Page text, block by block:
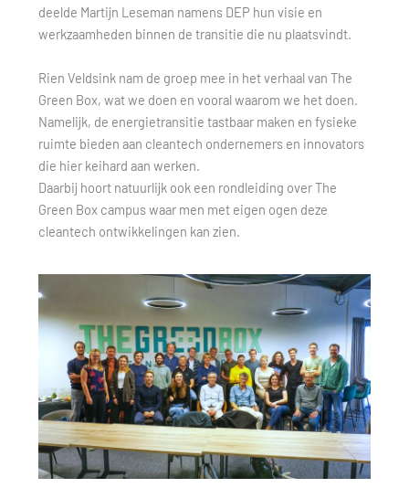
deelde Martijn Leseman namens DEP hun visie en
werkzaamheden binnen de transitie die nu plaatsvindt.
Rien Veldsink nam de groep mee in het verhaal van The
Green Box, wat we doen en vooral waarom we het doen.
Namelijk, de energietransitie tastbaar maken en fysieke
ruimte bieden aan cleantech ondernemers en innovators
die hier keihard aan werken.
Daarbij hoort natuurlijk ook een rondleiding over The
Green Box campus waar men met eigen ogen deze
cleantech ontwikkelingen kan zien.